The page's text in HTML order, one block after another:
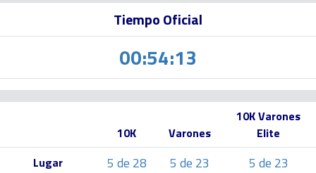
Tiempo Oficial
00:54:13
10K Varones
10K Varones
Elite
Lugar
5 de 28 5 de 23 5 de 23